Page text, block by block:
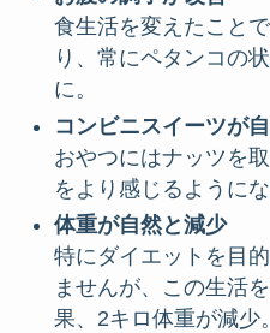
食生活を変えたこと
り、常にペタンコの
に。
コンビニスイーツが
おやつにはナッツを
をより感じるようにな
体重が自然と減少
特にダイエットを目
ませんが、この生活
果、2キロ体重が減少